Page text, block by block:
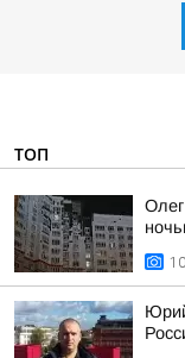
ТОП